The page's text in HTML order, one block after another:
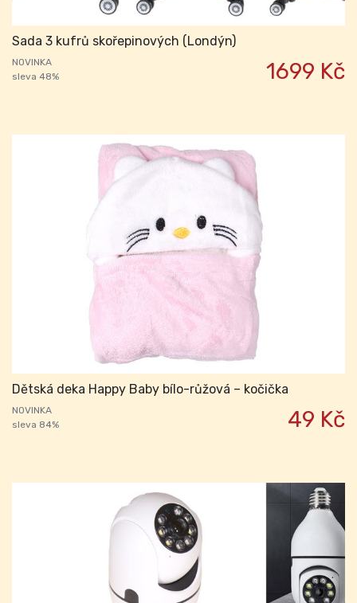
Sada 3 kufrů skořepinových (Londýn)
NOVINKA
sleva 48%
1699 Kč
Dětská deka Happy Baby bílo-růžová – kočička
NOVINKA
sleva 84%
49 Kč